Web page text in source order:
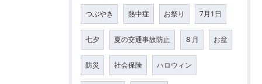
つぶやき 熱中症 お祭り 7月1日
七夕 夏の交通事故防止 ８月 お盆
防災 社会保険 ハロウィン